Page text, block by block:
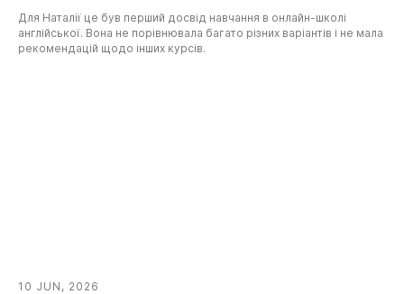
Для Наталії це був перший досвід навчання в онлайн-школі
англійської. Вона не порівнювала багато різних варіантів і не мала
рекомендацій щодо інших курсів.
10 JUN, 2026